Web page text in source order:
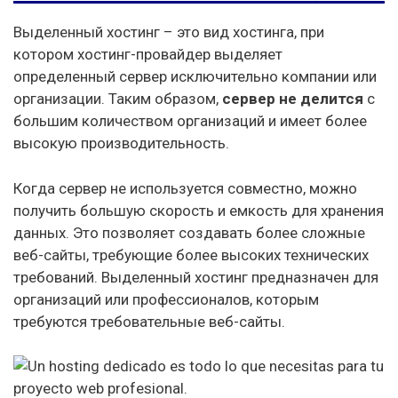
Dreamhost
Fastcomet
Fatcow
Hostgator
Hostinger
Hostmonster
Hostpapa
Выделенный хостинг – это вид хостинга, при
котором хостинг-провайдер выделяет
определенный сервер исключительно компании или
организации. Таким образом, сервер не делится с
большим количеством организаций и имеет более
высокую производительность.
Когда сервер не используется совместно, можно
получить большую скорость и емкость для хранения
данных. Это позволяет создавать более сложные
веб-сайты, требующие более высоких технических
требований. Выделенный хостинг предназначен для
организаций или профессионалов, которым
требуются требовательные веб-сайты.